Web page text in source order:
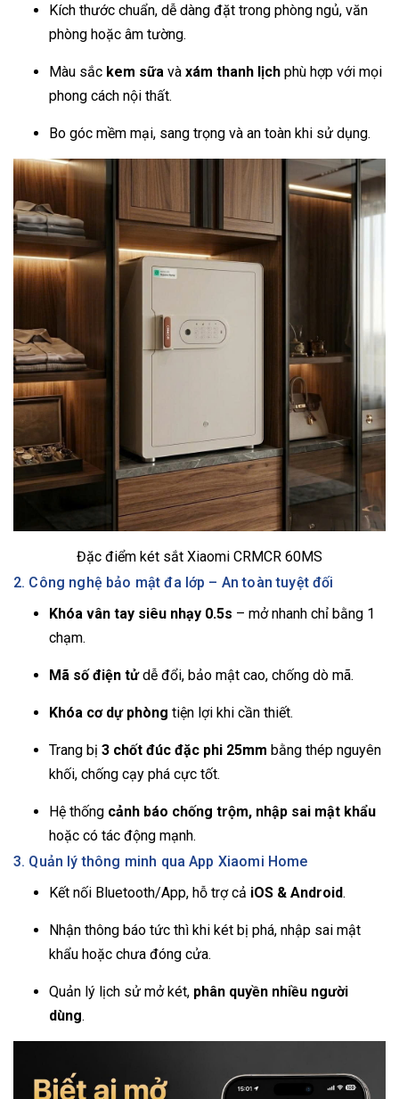
Kích thước chuẩn, dễ dàng đặt trong phòng ngủ, văn
phòng hoặc âm tường.
Màu sắc kem sữa và xám thanh lịch phù hợp với mọi
phong cách nội thất.
Bo góc mềm mại, sang trọng và an toàn khi sử dụng.
Đặc điểm két sắt Xiaomi CRMCR 60MS
2. Công nghệ bảo mật đa lớp – An toàn tuyệt đối
Khóa vân tay siêu nhạy 0.5s – mở nhanh chỉ bằng 1
chạm.
Mã số điện tửdễ đổi, bảo mật cao, chống dò mã.
Khóa cơ dự phòng tiện lợi khi cần thiết.
Trang bị 3 chốt đúc đặc phi 25mm bằng thép nguyên
khối, chống cạy phá cực tốt.
Hệ thống cảnh báo chống trộm, nhập sai mật khẩu
hoặc có tác động mạnh.
3. Quản lý thông minh qua App Xiaomi Home
Kết nối Bluetooth/App, hỗ trợ cả iOS & Android.
Nhận thông báo tức thì khi két bị phá, nhập sai mật
khẩu hoặc chưa đóng cửa.
Quản lý lịch sử mở két, phân quyền nhiều người
dùng.